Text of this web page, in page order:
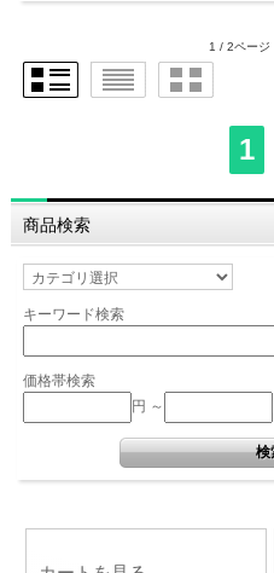
1 / 2ページ
1
商品検索
キーワード検索
価格帯検索
円 ～